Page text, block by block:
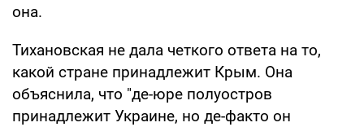
она.
Тихановская не дала четкого ответа на то,
какой стране принадлежит Крым. Она
объяснила, что "де-юре полуостров
принадлежит Украине, но де-факто он